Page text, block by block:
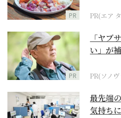
PR PR(エア
PR
「ヤブ
い」が
PR(ソノ
最先端
気持ち